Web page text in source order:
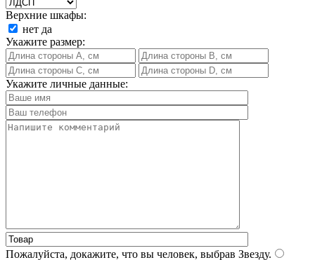
Верхние шкафы:
нет да
Укажите размер:
Укажите личные данные:
Пожалуйста, докажите, что вы человек, выбрав Звезду.